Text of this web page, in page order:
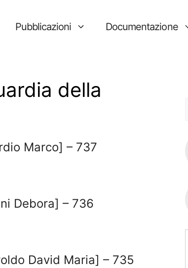
Pubblicazioni Documentazione
della
Marco] – 737
Debora] – 736
David Maria] – 735